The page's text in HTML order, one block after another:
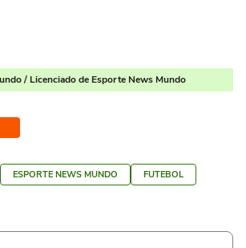
/ Licenciado de Esporte News Mundo
ESPORTE NEWS MUNDO
FUTEBOL